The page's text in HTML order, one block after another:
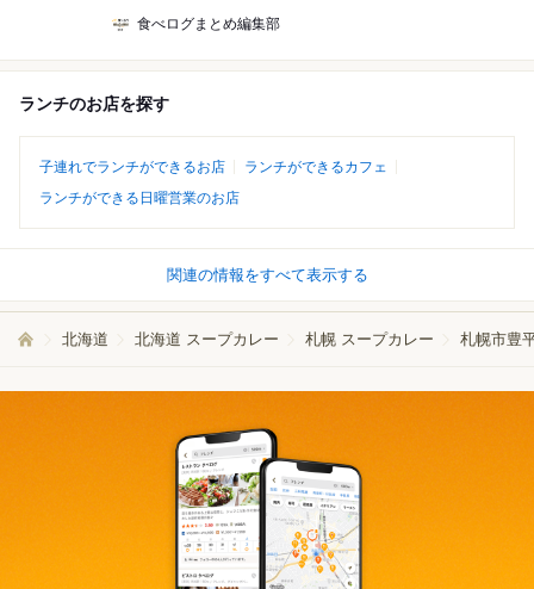
食べログまとめ編集部
ランチのお店を探す
子連れでランチができるお店
ランチができるカフェ
ランチができる日曜営業のお店
関連の情報をすべて表示する
北海道 北海道 スープカレー 札幌 スープカレー 札幌市豊